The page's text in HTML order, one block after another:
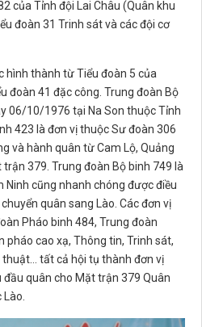
của Tỉnh đội Lai Châu (Quân khu
đoàn 31 Trinh sát và các đội cơ
hình thành từ Tiểu đoàn 5 của
đoàn 41 đặc công. Trung đoàn Bộ
06/10/1976 tại Na Son thuộc Tỉnh
423 là đơn vị thuộc Sư đoàn 306
và hành quân từ Cam Lộ, Quảng
379. Trung đoàn Bộ binh 749 là
Ninh cũng nhanh chóng được điều
quân sang Lào. Các đơn vị
Pháo binh 484, Trung đoàn
pháo cao xạ, Thông tin, Trinh sát,
thuật… tất cả hội tụ thành đơn vị
quân cho Mặt trận 379 Quân